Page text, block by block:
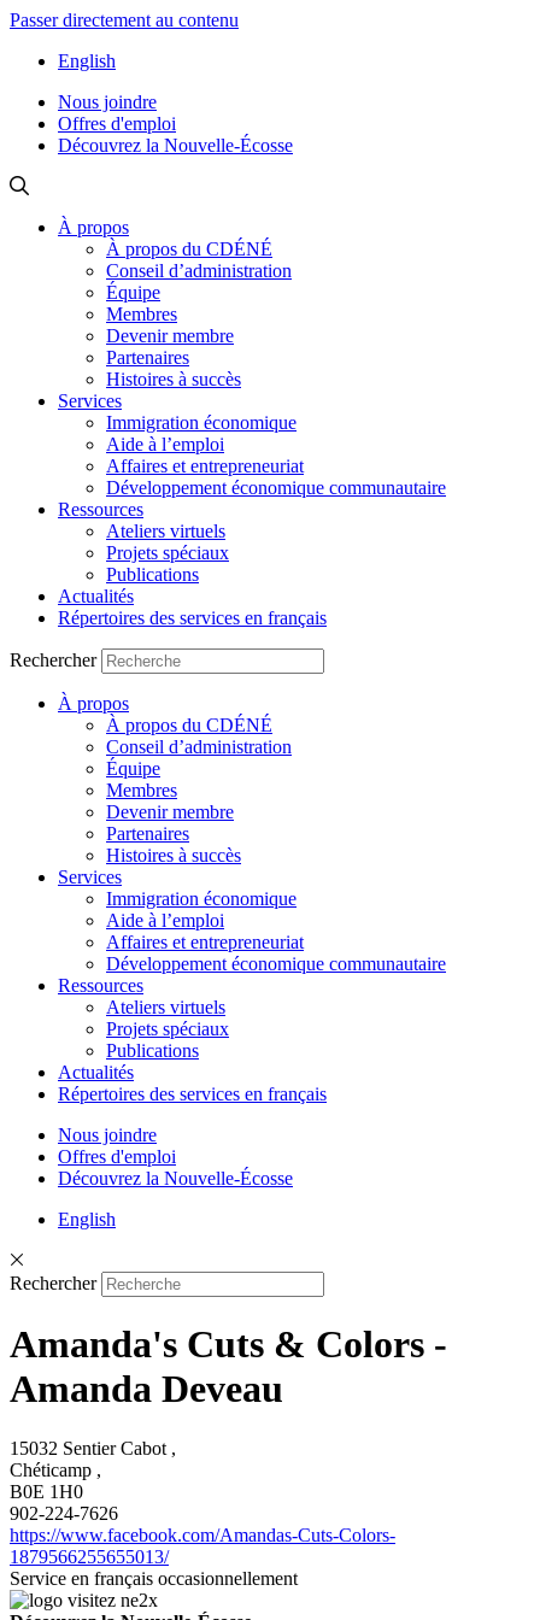
Passer directement au contenu
English
Nous joindre
Offres d'emploi
Découvrez la Nouvelle-Écosse
À propos
À propos du CDÉNÉ
Conseil d’administration
Équipe
Membres
Devenir membre
Partenaires
Histoires à succès
Services
Immigration économique
Aide à l’emploi
Affaires et entrepreneuriat
Développement économique communautaire
Ressources
Ateliers virtuels
Projets spéciaux
Publications
Actualités
Répertoires des services en français
Rechercher
À propos
À propos du CDÉNÉ
Conseil d’administration
Équipe
Membres
Devenir membre
Partenaires
Histoires à succès
Services
Immigration économique
Aide à l’emploi
Affaires et entrepreneuriat
Développement économique communautaire
Ressources
Ateliers virtuels
Projets spéciaux
Publications
Actualités
Répertoires des services en français
Nous joindre
Offres d'emploi
Découvrez la Nouvelle-Écosse
English
Rechercher
Amanda's Cuts & Colors -
Amanda Deveau
15032 Sentier Cabot ,
Chéticamp ,
B0E 1H0
902-224-7626
https://www.facebook.com/Amandas-Cuts-Colors-
1879566255655013/
Service en français occasionnellement